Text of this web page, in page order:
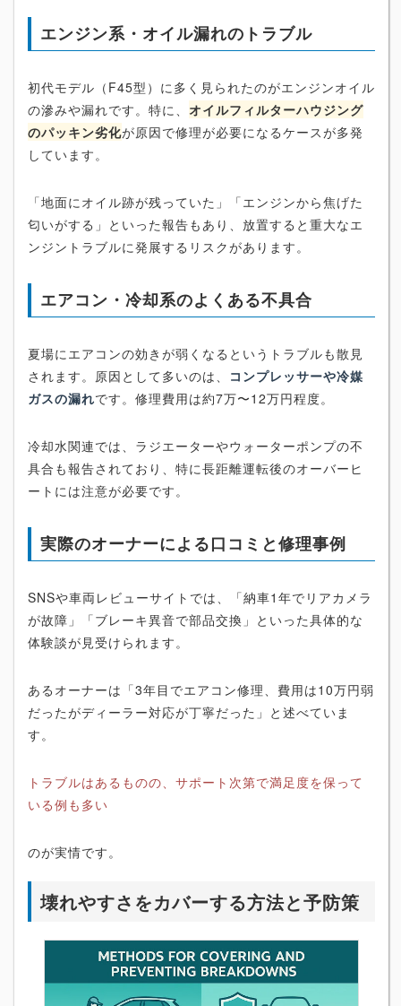
エンジン系・オイル漏れのトラブル
初代モデル（F45型）に多く見られたのがエンジンオイル
の滲みや漏れです。特に、 オイルフィルターハウジング
のパッキン劣化が原因で修理が必要になるケースが多発
しています。
「地面にオイル跡が残っていた」「エンジンから焦げた
匂いがする」といった報告もあり、放置すると重大なエ
ンジントラブルに発展するリスクがあります。
エアコン・冷却系のよくある不具合
夏場にエアコンの効きが弱くなるというトラブルも散見
されます。原因として多いのは、 コンプレッサーや冷媒
ガスの漏れです。修理費用は約7万〜12万円程度。
冷却水関連では、ラジエーターやウォーターポンプの不
具合も報告されており、特に長距離運転後のオーバーヒ
ートには注意が必要です。
実際のオーナーによる口コミと修理事例
SNSや車両レビューサイトでは、「納車1年でリアカメラ
が故障」「ブレーキ異音で部品交換」といった具体的な
体験談が見受けられます。
あるオーナーは「3年目でエアコン修理、費用は10万円弱
だったがディーラー対応が丁寧だった」と述べていま
す。
トラブルはあるものの、サポート次第で満足度を保って
いる例も多い
のが実情です。
壊れやすさをカバーする方法と予防策